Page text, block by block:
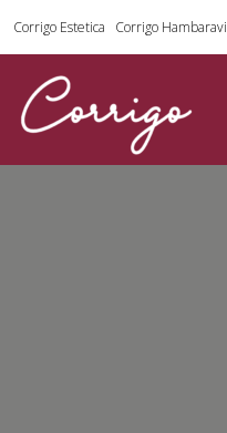
Corrigo Estetica Corrigo Hambaravi